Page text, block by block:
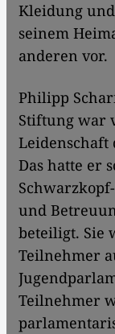
Kleidung
seinem
anderen vor.
Philipp
Stiftung war
Leidenschaft
Das hatte er
und
beteiligt. Sie
Teilnehmer
Teilnehmer